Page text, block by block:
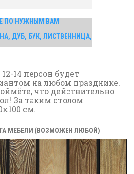
ПО НУЖНЫМ ВАМ
ДУБ, БУК, ЛИСТВЕННИЦА,
14 персон будет
на любом празднике.
что действительно
За таким столом
см.
МЕБЕЛИ (ВОЗМОЖЕН ЛЮБОЙ)